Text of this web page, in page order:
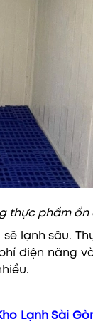
thực phẩm ổn
lạnh sâu.
điện năng
Lạnh Sài